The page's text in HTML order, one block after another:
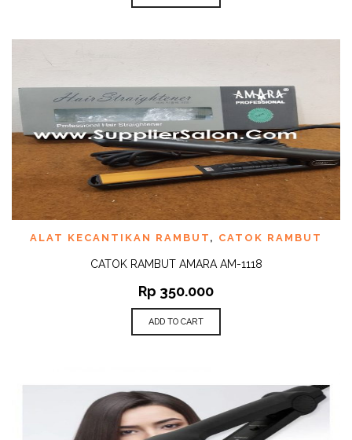
ALAT KECANTIKAN RAMBUT , CATOK RAMBUT
CATOK RAMBUT AMARA AM-1118
Rp 350.000
ADD TO CART